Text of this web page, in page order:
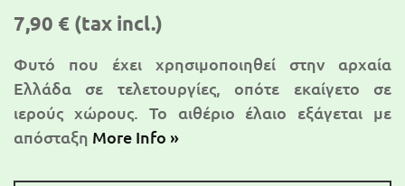
7,90 € (tax incl.)
Φυτό που έχει χρησιμοποιηθεί στην αρχαία
Ελλάδα σε τελετουργίες, οπότε εκαίγετο σε
ιερούς χώρους. Το αιθέριο έλαιο εξάγεται με
απόσταξη More Info »